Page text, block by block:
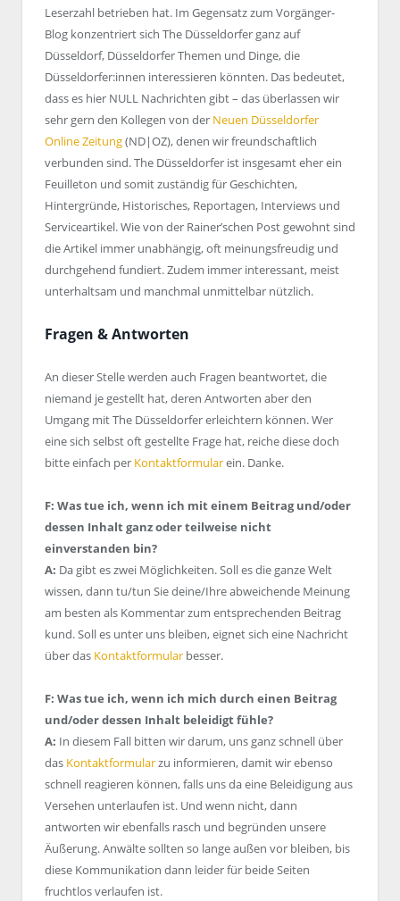
Leserzahl betrieben hat. Im Gegensatz zum Vorgänger-
Blog konzentriert sich The Düsseldorfer ganz auf
Düsseldorf, Düsseldorfer Themen und Dinge, die
Düsseldorfer:innen interessieren könnten. Das bedeutet,
dass es hier NULL Nachrichten gibt – das überlassen wir
sehr gern den Kollegen von der Neuen Düsseldorfer
Online Zeitung(ND|OZ), denen wir freundschaftlich
verbunden sind. The Düsseldorfer ist insgesamt eher ein
Feuilleton und somit zuständig für Geschichten,
Hintergründe, Historisches, Reportagen, Interviews und
Serviceartikel. Wie von der Rainer’schen Post gewohnt sind
die Artikel immer unabhängig, oft meinungsfreudig und
durchgehend fundiert. Zudem immer interessant, meist
unterhaltsam und manchmal unmittelbar nützlich.
Fragen & Antworten
An dieser Stelle werden auch Fragen beantwortet, die
niemand je gestellt hat, deren Antworten aber den
Umgang mit The Düsseldorfer erleichtern können. Wer
eine sich selbst oft gestellte Frage hat, reiche diese doch
bitte einfach per Kontaktformularein. Danke.
F: Was tue ich, wenn ich mit einem Beitrag und/oder
dessen Inhalt ganz oder teilweise nicht
einverstanden bin?
A: Da gibt es zwei Möglichkeiten. Soll es die ganze Welt
wissen, dann tu/tun Sie deine/Ihre abweichende Meinung
am besten als Kommentar zum entsprechenden Beitrag
kund. Soll es unter uns bleiben, eignet sich eine Nachricht
über das Kontaktformular besser.
F: Was tue ich, wenn ich mich durch einen Beitrag
und/oder dessen Inhalt beleidigt fühle?
A: In diesem Fall bitten wir darum, uns ganz schnell über
das Kontaktformularzu informieren, damit wir ebenso
schnell reagieren können, falls uns da eine Beleidigung aus
Versehen unterlaufen ist. Und wenn nicht, dann
antworten wir ebenfalls rasch und begründen unsere
Äußerung. Anwälte sollten so lange außen vor bleiben, bis
diese Kommunikation dann leider für beide Seiten
fruchtlos verlaufen ist.